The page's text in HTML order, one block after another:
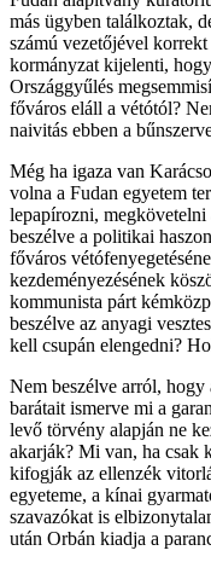
más ügyben találkoztak,
számú vezetőjével
kormányzat kijelenti,
Országgyűlés
főváros eláll a vétótól?
naivitás ebben a
Még ha igaza van
volna a Fudan egyetem
lepapírozni, megkövetelni
beszélve a politikai
főváros
kezdeményezésének
kommunista párt
beszélve az anyagi
kell csupán elengedni?
Nem beszélve arról, hogy
barátait ismerve mi a
levő törvény alapján ne
akarják? Mi van, ha csak
kifogják az ellenzék
egyeteme, a kínai
szavazókat is
után Orbán kiadja a